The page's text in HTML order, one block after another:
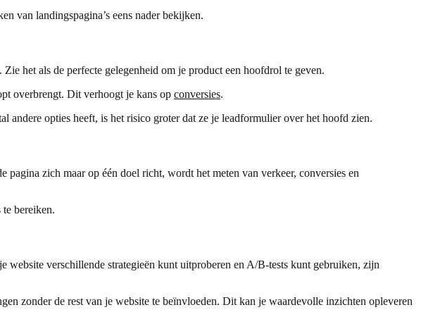
van landingspagina’s eens nader bekijken.
het als de perfecte gelegenheid om je product een hoofdrol te geven.
overbrengt. Dit verhoogt je kans op conversies.
andere opties heeft, is het risico groter dat ze je leadformulier over het hoofd zien.
zich maar op één doel richt, wordt het meten van verkeer, conversies en
bereiken.
website verschillende strategieën kunt uitproberen en A/B-tests kunt gebruiken, zijn
zonder de rest van je website te beïnvloeden. Dit kan je waardevolle inzichten opleveren